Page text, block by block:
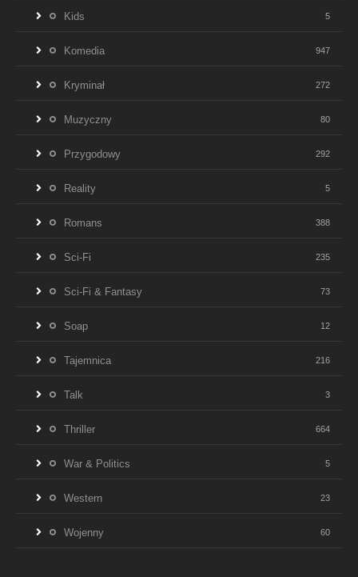
Kids 5
Komedia 947
Kryminał 272
Muzyczny 80
Przygodowy 292
Reality 5
Romans 388
Sci-Fi 235
Sci-Fi & Fantasy 73
Soap 12
Tajemnica 216
Talk 3
Thriller 664
War & Politics 5
Western 23
Wojenny 60